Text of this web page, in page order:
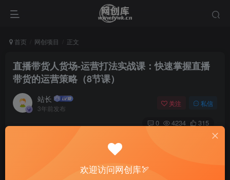
首页 网创项目 正文
直播带货人货场-运营打法实战课：快速掌握直播
带货的运营策略（8节课）
站长
3年前发布
关注 私信
0 4234 315
欢迎访问网创库🏹